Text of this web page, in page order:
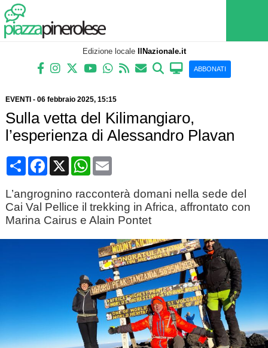
Edizione locale IlNazionale.it
ABBONATI
EVENTI - 06 febbraio 2025, 15:15
Sulla vetta del Kilimangiaro,
l’esperienza di Alessandro Plavan
CondividiFacebook
X WhatsApp
Email
L’angrognino racconterà domani nella sede del
Cai Val Pellice il trekking in Africa, affrontato con
Marina Cairus e Alain Pontet